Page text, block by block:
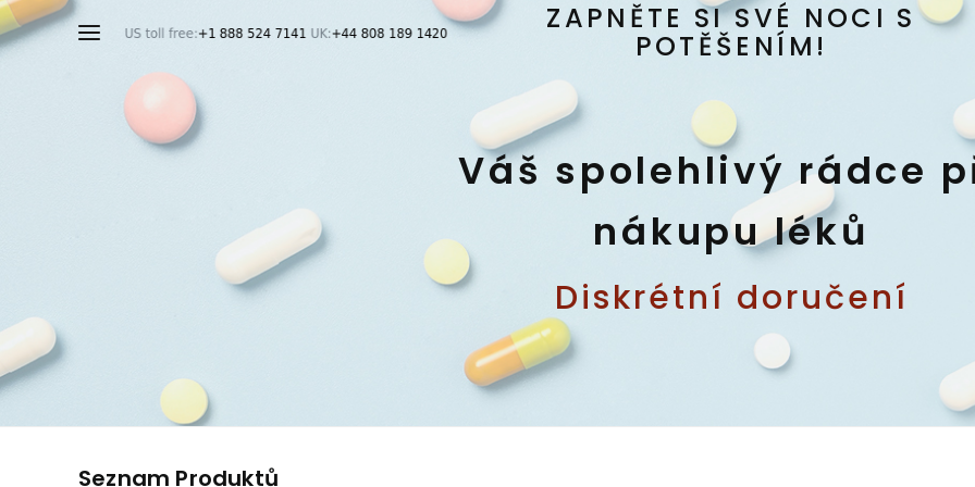
ZAPNĚTE SI SVÉ NOCI S
POTĚŠENÍM!
Váš spolehlivý rádce
nákupu léků
Diskrétní doručení
Seznam Produktů